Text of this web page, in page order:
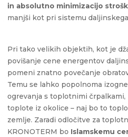
in absolutno minimizacijo
manjši kot pri sistemu
Pri tako velikih objektih, kot je
povišanje cene energentov
pomeni znatno povečanje
Temu se lahko popolnoma
ogrevanja s toplotnimi
toplote iz okolice – naj bo to
zemlje. Zaradi odločitve za
KRONOTERM bo Islamskemu